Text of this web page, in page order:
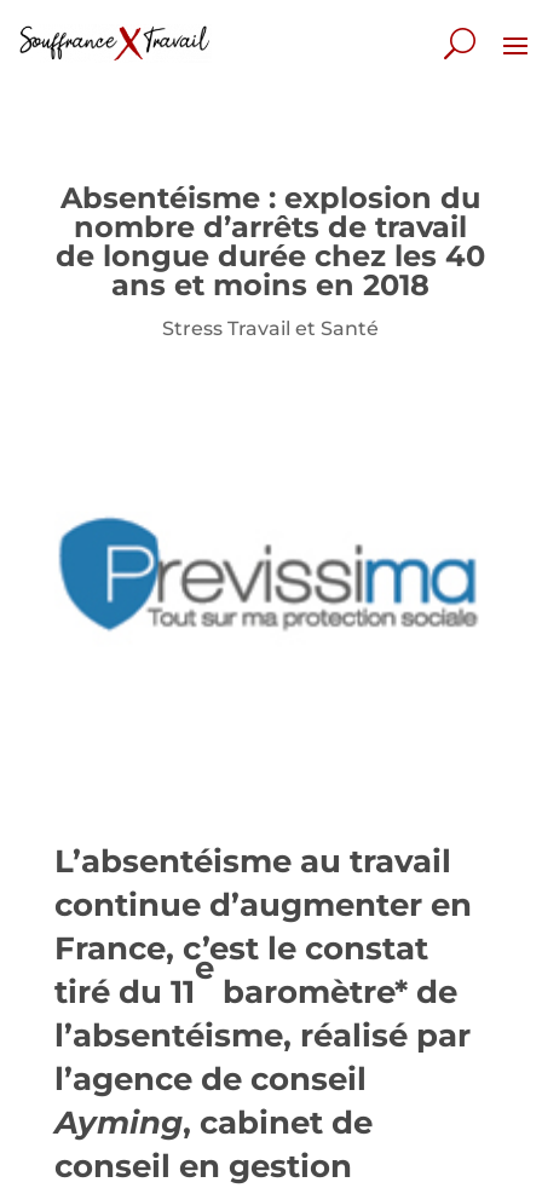
Absentéisme : explosion du
nombre d’arrêts de travail
de longue durée chez les 40
ans et moins en 2018
Stress Travail et Santé
L’absentéisme au travail
continue d’augmenteren
France, c’est le constat
tiré du 11
e
baromètre* de
l’absentéisme, réalisé par
l’agence de conseil
Ayming, cabinet de
conseil en gestion